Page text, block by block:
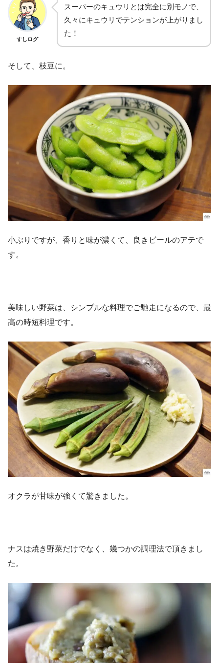
すしログ
スーパーのキュウリとは完全に別モノで、
久々にキュウリでテンションが上がりまし
た！
そして、枝豆に。
小ぶりですが、香りと味が濃くて、良きビールのアテで
す。
美味しい野菜は、シンプルな料理でご馳走になるので、最
高の時短料理です。
オクラが甘味が強くて驚きました。
ナスは焼き野菜だけでなく、幾つかの調理法で頂きまし
た。